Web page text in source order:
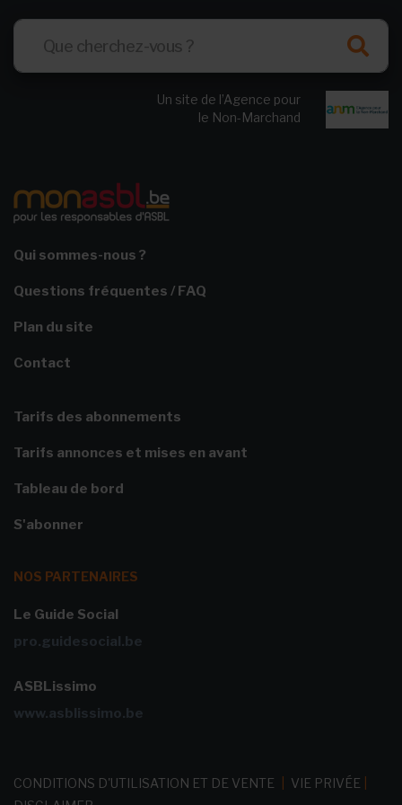
Un site de l’Agence pour
le Non-Marchand
Qui sommes-nous ?
Questions fréquentes / FAQ
Plan du site
Contact
Tarifs des abonnements
Tarifs annonces et mises en avant
Tableau de bord
S'abonner
NOS PARTENAIRES
Le Guide Social
pro.guidesocial.be
ASBLissimo
www.asblissimo.be
CONDITIONS D'UTILISATION ET DE VENTE VIE PRIVÉE